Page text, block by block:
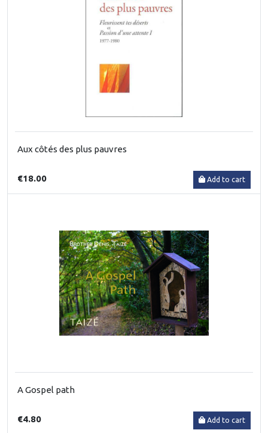
Aux côtés des plus pauvres
€18.00 Add to cart
A Gospel path
€4.80 Add to cart